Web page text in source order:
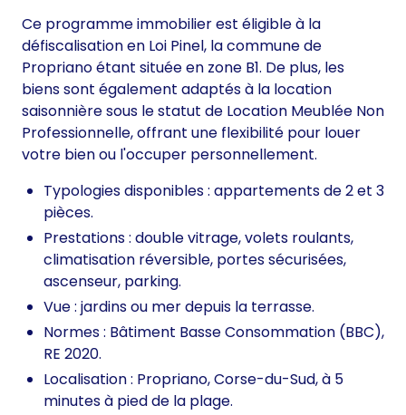
Ce programme immobilier est éligible à la
défiscalisation en Loi Pinel, la commune de
Propriano étant située en zone B1. De plus, les
biens sont également adaptés à la location
saisonnière sous le statut de Location Meublée Non
Professionnelle, offrant une flexibilité pour louer
votre bien ou l'occuper personnellement.
Typologies disponibles : appartements de 2 et 3
pièces.
Prestations : double vitrage, volets roulants,
climatisation réversible, portes sécurisées,
ascenseur, parking.
Vue : jardins ou mer depuis la terrasse.
Normes : Bâtiment Basse Consommation (BBC),
RE 2020.
Localisation : Propriano, Corse-du-Sud, à 5
minutes à pied de la plage.